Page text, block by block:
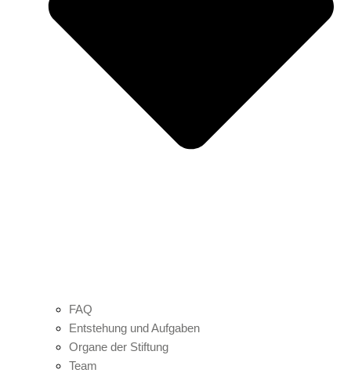
FAQ
Entstehung und Aufgaben
Organe der Stiftung
Team